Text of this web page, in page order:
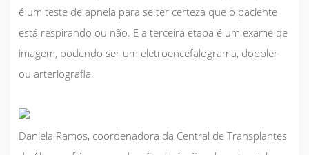
é um teste de apneia para se ter certeza que o paciente
está respirando ou não. E a terceira etapa é um exame de
imagem, podendo ser um eletroencefalograma, doppler
ou arteriografia.
Daniela Ramos, coordenadora da Central de Transplantes